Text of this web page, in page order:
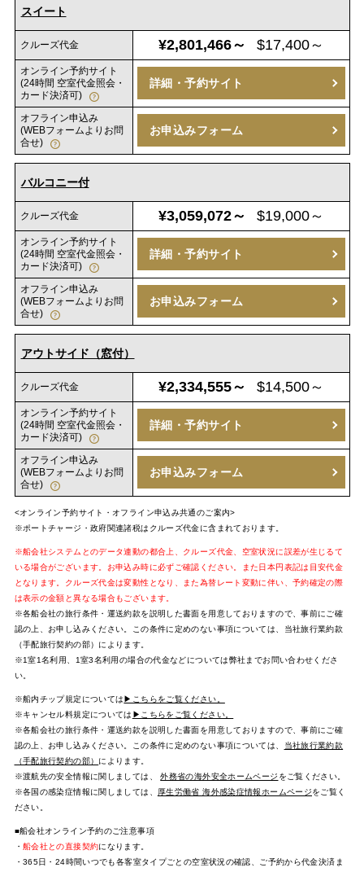
スイート
クルーズ代金 ¥2,801,466～ $17,400～
オンライン予約サイト
(24時間 空室代金照会・
カード決済可)
詳細・予約サイト
オフライン申込み
(WEBフォームよりお問
合せ)
お申込みフォーム
バルコニー付
クルーズ代金 ¥3,059,072～ $19,000～
オンライン予約サイト
(24時間 空室代金照会・
カード決済可)
詳細・予約サイト
オフライン申込み
(WEBフォームよりお問
合せ)
お申込みフォーム
アウトサイド（窓付）
クルーズ代金 ¥2,334,555～ $14,500～
オンライン予約サイト
(24時間 空室代金照会・
カード決済可)
詳細・予約サイト
オフライン申込み
(WEBフォームよりお問
合せ)
お申込みフォーム
<オンライン予約サイト・オフライン申込み共通のご案内>
※ポートチャージ・政府関連諸税はクルーズ代金に含まれております。
※船会社システムとのデータ連動の都合上、クルーズ代金、空室状況に誤差が生じるて
いる場合がございます。お申込み時に必ずご確認ください。また日本円表記は目安代金
となります。クルーズ代金は変動性となり、また為替レート変動に伴い、予約確定の際
は表示の金額と異なる場合もございます。
※各船会社の旅行条件・運送約款を説明した書面を用意しておりますので、事前にご確
認の上、お申し込みください。この条件に定めのない事項については、当社旅行業約款
（手配旅行契約の部）によります。
※1室1名利用、1室3名利用の場合の代金などについては弊社までお問い合わせくださ
い。
※船内チップ規定については ▶こちらをご覧ください。
※キャンセル料規定については ▶こちらをご覧ください。
※各船会社の旅行条件・運送約款を説明した書面を用意しておりますので、事前にご確
認の上、お申し込みください。この条件に定めのない事項については、
当社旅行業約款
（手配旅行契約の部） によります。
※渡航先の安全情報に関しましては、外務省の海外安全ホームページ をご覧ください。
※各国の感染症情報に関しましては、
厚生労働省 海外感染症情報ホームページをご覧く
ださい。
■船会社オンライン予約のご注意事項
・ 船会社との直接契約になります。
・365日・24時間いつでも各客室タイプごとの空室状況の確認、ご予約から代金決済ま